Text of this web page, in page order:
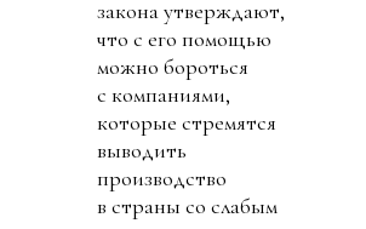
закона утверждают,
что с его помощью
можно бороться
с компаниями,
которые стремятся
выводить
производство
в страны со слабым